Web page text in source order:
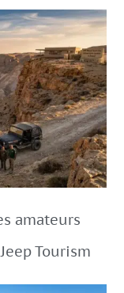
amateurs
Tourism